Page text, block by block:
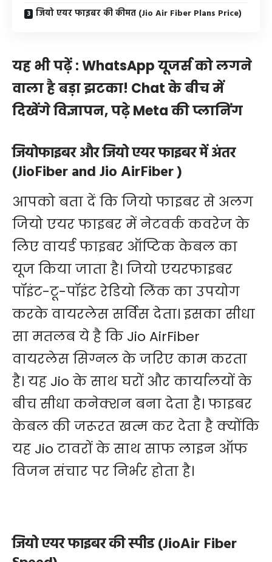
जियो एयर फाइबर की कीमत (Jio Air Fiber Plans Price)
यह भी पढ़ें :WhatsApp यूजर्स को लगने
वाला है बड़ा झटका! Chat के बीच में
दिखेंगे विज्ञापन, पढ़े Meta की प्लानिंग
जियोफाइबर और जियो एयर फाइबर में अंतर
(JioFiber and Jio AirFiber )
आपको बता दें कि जियो फाइबर से अलग
जियो एयर फाइबर में नेटवर्क कवरेज के
लिए वायर्ड फाइबर ऑप्टिक केबल का
यूज किया जाता है। जियो एयरफाइबर
पॉइंट-टू-पॉइंट रेडियो लिंक का उपयोग
करके वायरलेस सर्विस देता। इसका सीधा
सा मतलब ये है कि Jio AirFiber
वायरलेस सिग्नल के जरिए काम करता
है। यह Jio के साथ घरों और कार्यालयों के
बीच सीधा कनेक्शन बना देता है। फाइबर
केबल की जरूरत खत्म कर देता है क्योंकि
यह Jio टावरों के साथ साफ लाइन ऑफ
विजन संचार पर निर्भर होता है।
जियो एयर फाइबर की स्पीड (JioAir Fiber